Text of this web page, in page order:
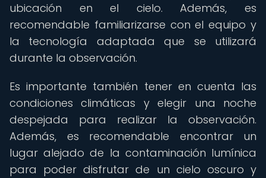
ubicación en el cielo. Además, es
recomendable familiarizarse con el equipo y
la tecnología adaptada que se utilizará
durante la observación.
Es importante también tener en cuenta las
condiciones climáticas y elegir una noche
despejada para realizar la observación.
Además, es recomendable encontrar un
lugar alejado de la contaminación lumínica
para poder disfrutar de un cielo oscuro y